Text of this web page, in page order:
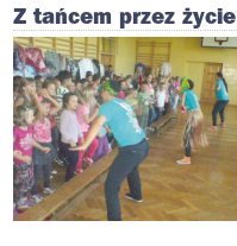
Z tańcem przez życie